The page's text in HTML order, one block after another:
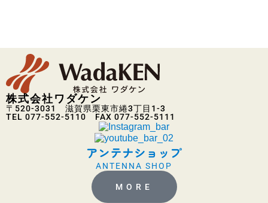
株式会社ワダケン
〒520-3031 滋賀県栗東市綣3丁目1-3
TEL 077-552-5110 FAX 077-552-5111
アンテナショップ
ANTENNA SHOP
MORE